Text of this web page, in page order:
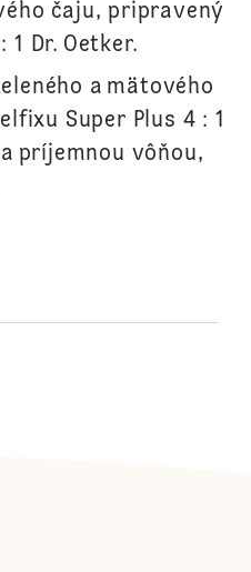
čaju, pripravený
Dr. Oetker.
a mätového
Super Plus 4 : 1
príjemnou vôňou,